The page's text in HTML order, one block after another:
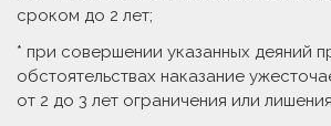
сроком до 2 лет;
* при совершении указанных деяний
обстоятельствах наказание
от 2 до 3 лет ограничения или